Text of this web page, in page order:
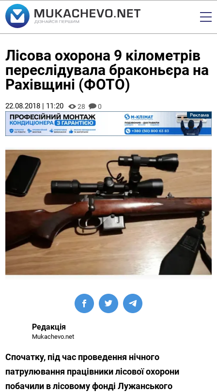
Лісова охорона 9 кілометрів
переслідувала браконьєра на
Рахівщині (ФОТО)
22.08.2018 | 11:20 28 0
Редакція
Mukachevo.net
Спочатку, під час проведення нічного
патрулювання працівники лісової охорони
побачили в лісовому фонді Лужанського